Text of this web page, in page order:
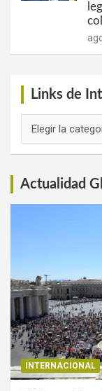
Links de
Actualidad
INTERNACIONAL